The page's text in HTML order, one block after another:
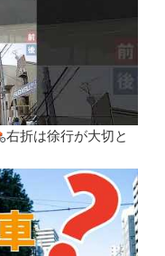
右折は徐行が大切と